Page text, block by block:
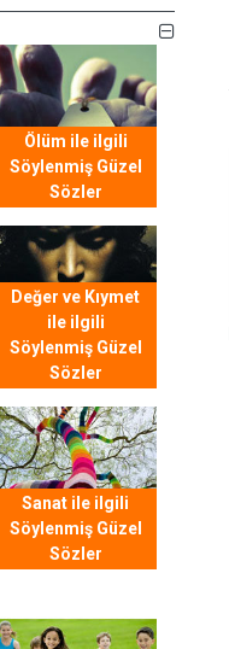
Ölüm ile ilgili
Söylenmiş Güzel
Sözler
Değer ve Kıymet
ile ilgili
Söylenmiş Güzel
Sözler
Sanat ile ilgili
Söylenmiş Güzel
Sözler